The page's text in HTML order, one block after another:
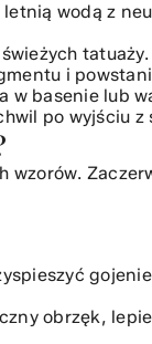
wodą z
i
w basenie lub
po wyjściu z
obrzęk,